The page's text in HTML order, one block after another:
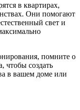
в квартирах,
Они помогают
свет и
помните о
чтобы создать
в вашем доме или